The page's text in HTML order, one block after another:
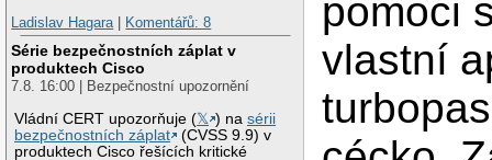
Ladislav Hagara
Komentářů: 8
Série bezpečnostních záplat v
produktech Cisco
7.8. 16:00 | Bezpečnostní upozornění
Vládní CERT upozorňuje (𝕏 ) nasérii
bezpečnostních záplat
(CVSS 9.9) v
produktech Cisco řešících kritické
pomoci
vlastní